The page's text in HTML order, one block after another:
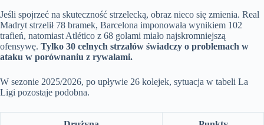
Jeśli spojrzeć na skuteczność strzelecką, obraz nieco się zmienia. Real
Madryt strzelił 78 bramek, Barcelona imponowała wynikiem 102
trafień, natomiast Atlético z 68 golami miało najskromniejszą
ofensywę. Tylko 30 celnych strzałów świadczy o problemach w
ataku w porównaniu z rywalami.
W sezonie 2025/2026, po upływie 26 kolejek, sytuacja w tabeli La
Ligi pozostaje podobna.